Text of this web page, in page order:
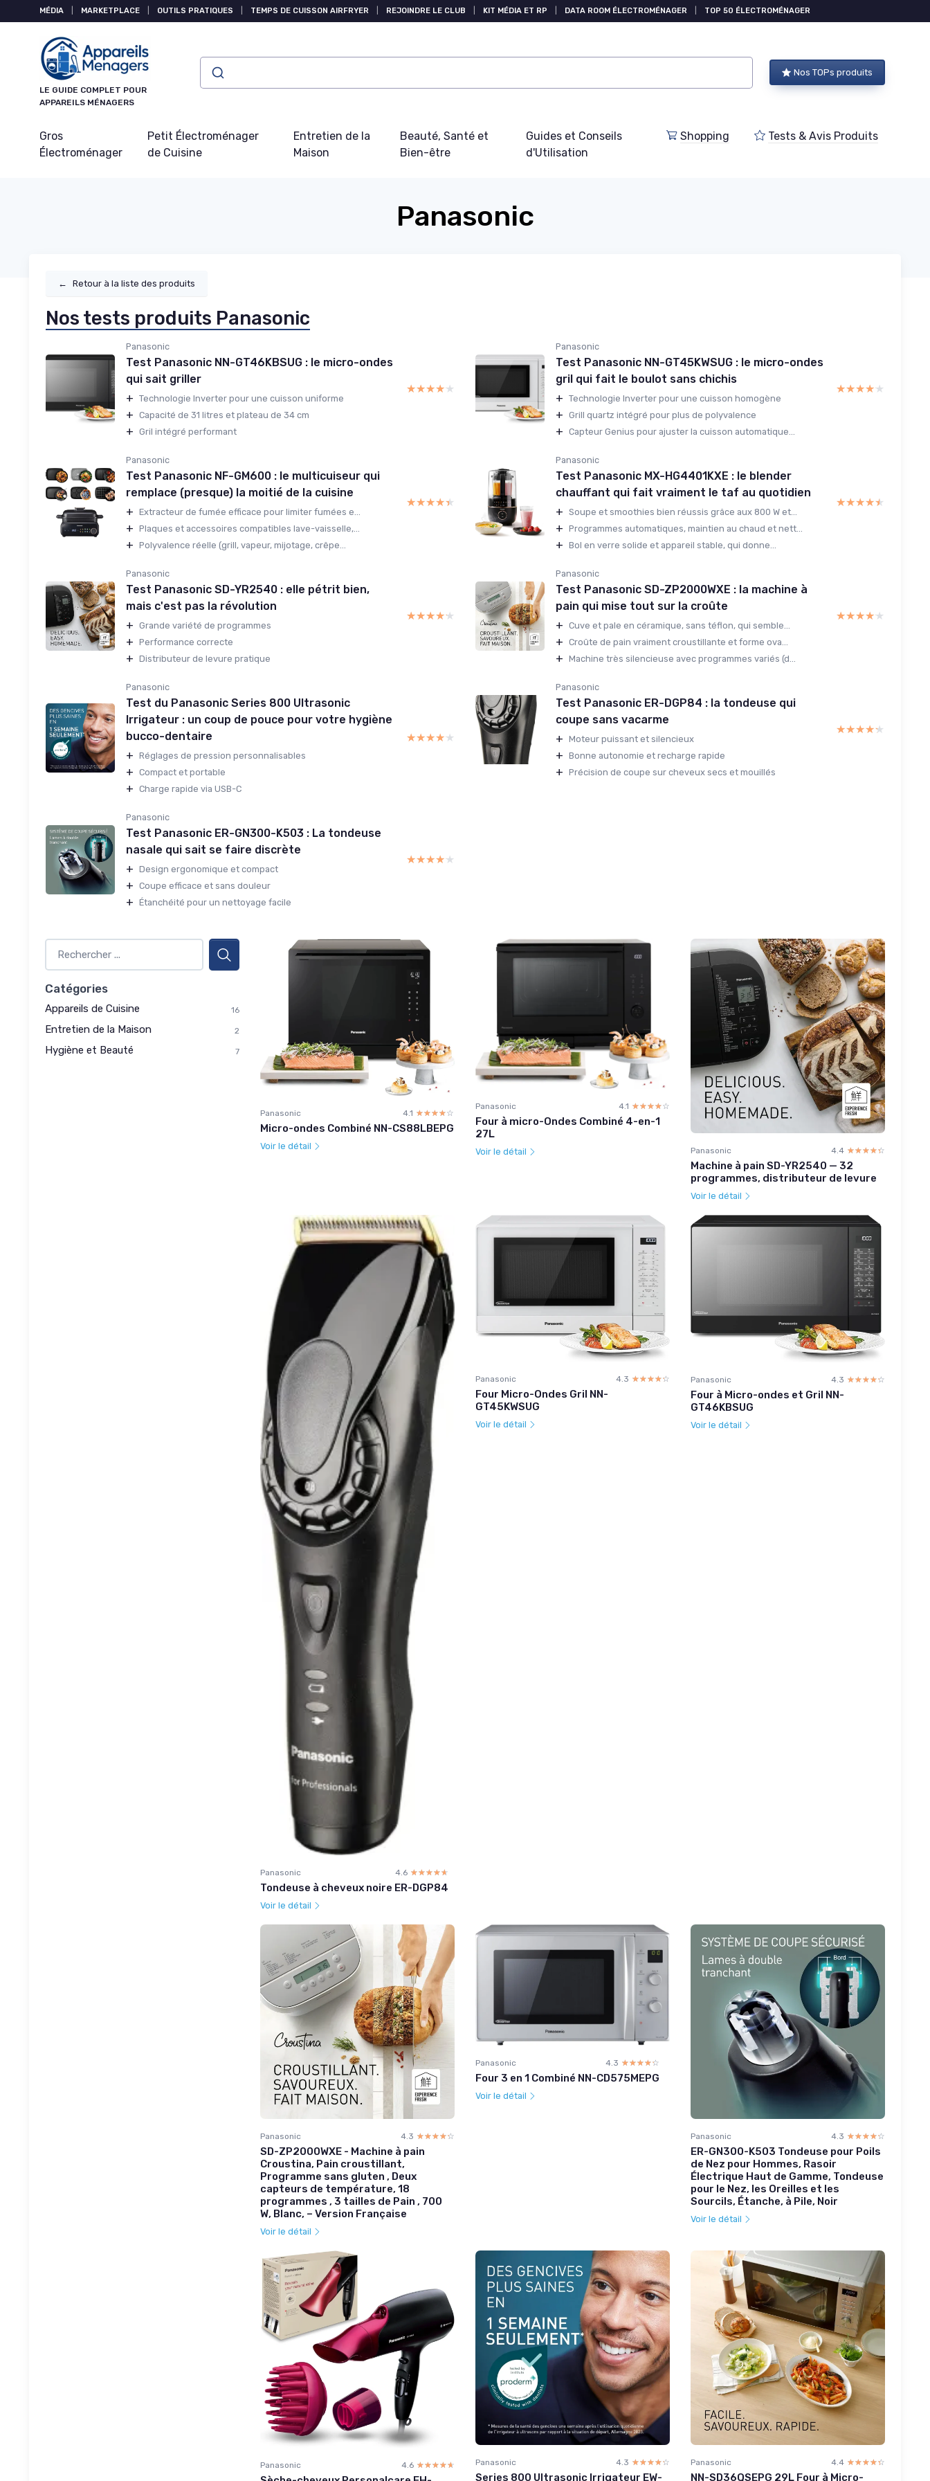
MÉDIA MARKETPLACE OUTILS PRATIQUES TEMPS DE CUISSON AIRFRYER REJOINDRE LE CLUB KIT MÉDIA ET RP DATA ROOM ÉLECTROMÉNAGER TOP 50 ÉLECTROMÉNAGER
LE GUIDE COMPLET POUR
APPAREILS MÉNAGERS
Nos TOPs produits
Gros
Électroménager
Petit Électroménager
de Cuisine
Entretien de la
Maison
Beauté, Santé et
Bien-être
Guides et Conseils
d'Utilisation
Shopping Tests & Avis Produits
Panasonic
← Retour à la liste des produits
Nos tests produits Panasonic
Panasonic
Test Panasonic NN-GT46KBSUG : le micro-ondes
qui sait griller
+ Technologie Inverter pour une cuisson uniforme
+ Capacité de 31 litres et plateau de 34 cm
+ Gril intégré performant
★★★★★
★★★★★
Panasonic
Test Panasonic NN-GT45KWSUG : le micro-ondes
gril qui fait le boulot sans chichis
+ Technologie Inverter pour une cuisson homogène
+ Grill quartz intégré pour plus de polyvalence
+ Capteur Genius pour ajuster la cuisson automatique...
★★★★★
★★★★★
Panasonic
Test Panasonic NF-GM600 : le multicuiseur qui
remplace (presque) la moitié de la cuisine
+ Extracteur de fumée efficace pour limiter fumées e...
+ Plaques et accessoires compatibles lave-vaisselle,...
+ Polyvalence réelle (grill, vapeur, mijotage, crêpe...
★★★★★
★★★★★
Panasonic
Test Panasonic MX-HG4401KXE : le blender
chauffant qui fait vraiment le taf au quotidien
+ Soupe et smoothies bien réussis grâce aux 800 W et...
+ Programmes automatiques, maintien au chaud et nett...
+ Bol en verre solide et appareil stable, qui donne...
★★★★★
★★★★★
Panasonic
Test Panasonic SD-YR2540 : elle pétrit bien,
mais c'est pas la révolution
+ Grande variété de programmes
+ Performance correcte
+ Distributeur de levure pratique
★★★★★
★★★★★
Panasonic
Test Panasonic SD-ZP2000WXE : la machine à
pain qui mise tout sur la croûte
+ Cuve et pale en céramique, sans téflon, qui semble...
+ Croûte de pain vraiment croustillante et forme ova...
+ Machine très silencieuse avec programmes variés (d...
★★★★★
★★★★★
Panasonic
Test du Panasonic Series 800 Ultrasonic
Irrigateur : un coup de pouce pour votre hygiène
bucco-dentaire
+ Réglages de pression personnalisables
+ Compact et portable
+ Charge rapide via USB-C
★★★★★
★★★★★
Panasonic
Test Panasonic ER-DGP84 : la tondeuse qui
coupe sans vacarme
+ Moteur puissant et silencieux
+ Bonne autonomie et recharge rapide
+ Précision de coupe sur cheveux secs et mouillés
★★★★★
★★★★★
Panasonic
Test Panasonic ER-GN300-K503 : La tondeuse
nasale qui sait se faire discrète
+ Design ergonomique et compact
+ Coupe efficace et sans douleur
+ Étanchéité pour un nettoyage facile
★★★★★
★★★★★
Catégories
Appareils de Cuisine 16
Entretien de la Maison 2
Hygiène et Beauté 7
Panasonic 4.1 ☆☆☆☆☆
★★★★★
Micro-ondes Combiné NN-CS88LBEPG
Voir le détail
Panasonic 4.1 ☆☆☆☆☆
★★★★★
Four à micro-Ondes Combiné 4-en-1
27L
Voir le détail Panasonic 4.4 ☆☆☆☆☆
★★★★★
Machine à pain SD-YR2540 — 32
programmes, distributeur de levure
Voir le détail
Panasonic 4.6 ☆☆☆☆☆
★★★★★
Tondeuse à cheveux noire ER-DGP84
Voir le détail
Panasonic 4.3 ☆☆☆☆☆
★★★★★
Four Micro-Ondes Gril NN-
GT45KWSUG
Voir le détail
Panasonic 4.3 ☆☆☆☆☆
★★★★★
Four à Micro-ondes et Gril NN-
GT46KBSUG
Voir le détail
Panasonic 4.3 ☆☆☆☆☆
★★★★★
SD-ZP2000WXE - Machine à pain
Croustina, Pain croustillant,
Programme sans gluten , Deux
capteurs de température, 18
programmes , 3 tailles de Pain , 700
W, Blanc, – Version Française
Voir le détail
Panasonic 4.3 ☆☆☆☆☆
★★★★★
Four 3 en 1 Combiné NN-CD575MEPG
Voir le détail
Panasonic 4.3 ☆☆☆☆☆
★★★★★
ER-GN300-K503 Tondeuse pour Poils
de Nez pour Hommes, Rasoir
Électrique Haut de Gamme, Tondeuse
pour le Nez, les Oreilles et les
Sourcils, Étanche, à Pile, Noir
Voir le détail
Panasonic 4.6 ☆☆☆☆☆
★★★★★ Panasonic 4.3 ☆☆☆☆☆
★★★★★
Series 800 Ultrasonic Irrigateur EW-
Panasonic 4.4 ☆☆☆☆☆
★★★★★
NN-SD36QSEPG 29L Four à Micro-
Panneau de gestion des cookies